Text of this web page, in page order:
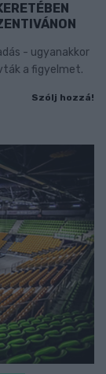
- ugyanakkor
a figyelmet.
Szólj hozzá!